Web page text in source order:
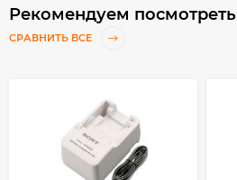
Рекомендуем посмотреть
СРАВНИТЬ ВСЕ